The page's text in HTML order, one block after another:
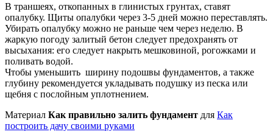
В траншеях, откопанных в глинистых грунтах, ставят
опалубку. Щиты опалубки через 3-5 дней можно переставлять.
Убирать опалубку можно не раньше чем через неделю. В
жаркую погоду залитый бетон следует предохранять от
высыхания: его следует накрыть мешковиной, рогожками и
поливать водой.
Чтобы уменьшить ширину подошвы фундаментов, а также
глубину рекомендуется укладывать подушку из песка или
щебня с послойным уплотнением.
Материал Как правильно залить фундамент для Как
построить дачу своими руками